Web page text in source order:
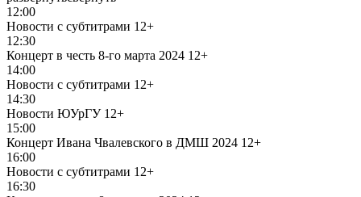
12:00
Новости с субтитрами 12+
12:30
Концерт в честь 8-го марта 2024 12+
14:00
Новости с субтитрами 12+
14:30
Новости ЮУрГУ 12+
15:00
Концерт Ивана Чвалевского в ДМШ 2024 12+
16:00
Новости с субтитрами 12+
16:30